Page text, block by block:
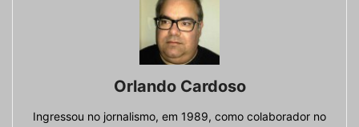
Orlando Cardoso
Ingressou no jornalismo, em 1989, como colaborador no